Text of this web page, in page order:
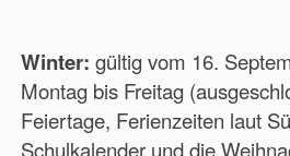
Winter: gültig vom 16.
Montag bis Freitag
Feiertage, Ferienzeiten laut
Schulkalender und die